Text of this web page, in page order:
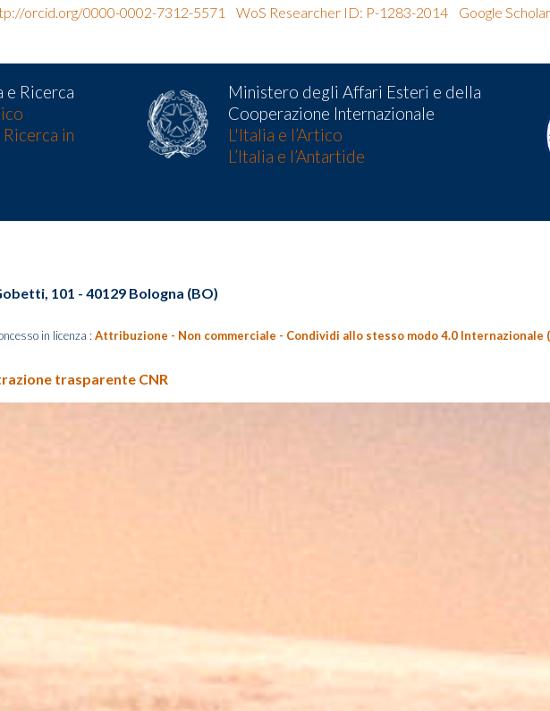
orcid.org/0000-0002-7312-5571 WoS Researcher ID: P-1283-2014 Google Scholar
Ricerca
in
Ministero degli Affari Esteri e della
Cooperazione Internazionale
L'Italia e l’Artico
L’Italia e l’Antartide
101 - 40129 Bologna (BO)
in licenza : Attribuzione - Non commerciale - Condividi allo stesso modo 4.0 Internazionale
trasparente CNR